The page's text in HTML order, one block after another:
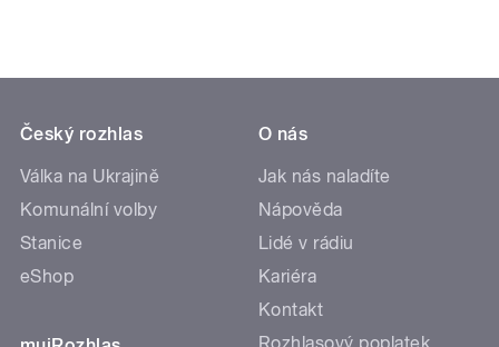
Český rozhlas
Válka na Ukrajině
Komunální volby
Stanice
eShop
O nás
Jak nás naladíte
Nápověda
Lidé v rádiu
Kariéra
Kontakt